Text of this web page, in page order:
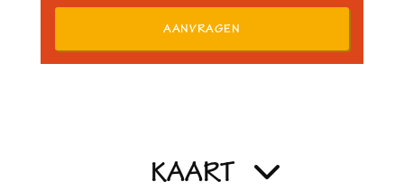
AANVRAGEN
KAART